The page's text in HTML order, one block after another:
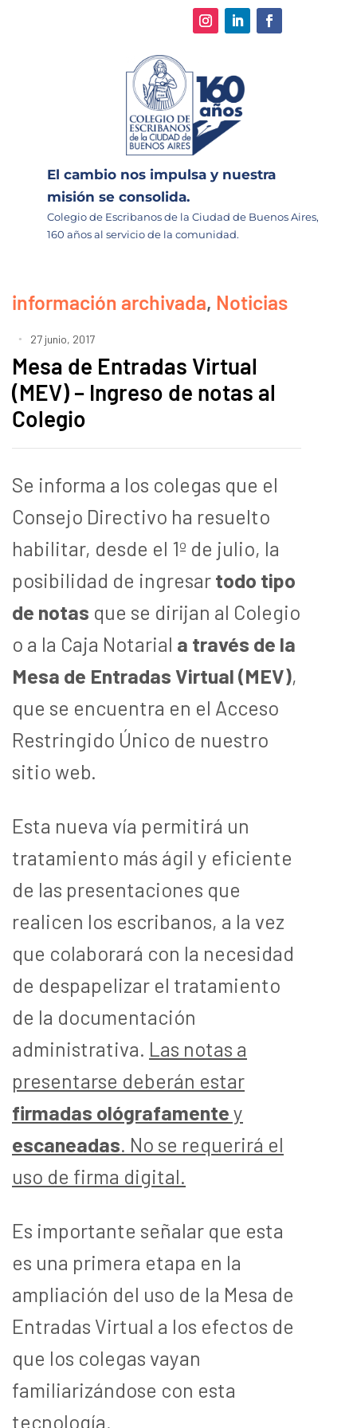
El cambio nos impulsa y nuestra
misión se consolida.
Colegio de Escribanos de la Ciudad de Buenos Aires,
160 años al servicio de la comunidad.
información archivada, Noticias
27 junio, 2017
Mesa de Entradas Virtual
(MEV) – Ingreso de notas al
Colegio
Se informa a los colegas que el
Consejo Directivo ha resuelto
habilitar, desde el 1º de julio, la
posibilidad de ingresar todo tipo
de notas que se dirijan al Colegio
o a la Caja Notarial a través de la
Mesa de Entradas Virtual (MEV),
que se encuentra en el Acceso
Restringido Único de nuestro
sitio web.
Esta nueva vía permitirá un
tratamiento más ágil y eficiente
de las presentaciones que
realicen los escribanos, a la vez
que colaborará con la necesidad
de despapelizar el tratamiento
de la documentación
administrativa. Las notas a
presentarse deberán estar
firmadas ológrafamente y
escaneadas. No se requerirá el
uso de firma digital.
Es importante señalar que esta
es una primera etapa en la
ampliación del uso de la Mesa de
Entradas Virtual a los efectos de
que los colegas vayan
familiarizándose con esta
tecnología.